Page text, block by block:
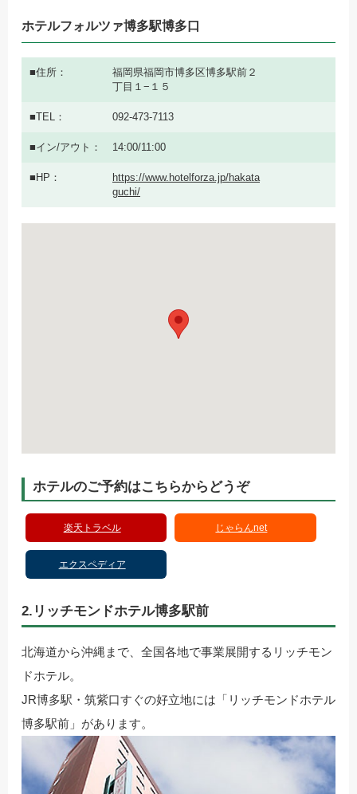
ホテルフォルツァ博多駅博多口
住所
福岡県福岡市博多区博多駅前２
丁目１−１５
TEL 092-473-7113
イン/アウト 14:00/11:00
HP
https://www.hotelforza.jp/hakata
guchi/
ホテルのご予約はこちらからどうぞ
楽天トラベル じゃらんnet
エクスペディア
2.リッチモンドホテル博多駅前
北海道から沖縄まで、全国各地で事業展開するリッチモン
ドホテル。
JR博多駅・筑紫口すぐの好立地には「リッチモンドホテル
博多駅前」があります。